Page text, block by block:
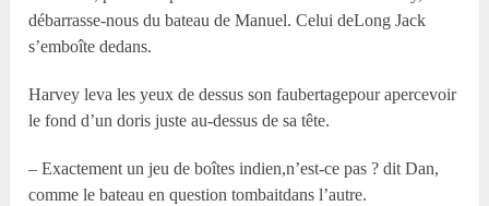
débarrasse-nous du bateau de Manuel. Celui deLong Jack
s’emboîte dedans.
Harvey leva les yeux de dessus son faubertagepour apercevoir
le fond d’un doris juste au-dessus de sa tête.
– Exactement un jeu de boîtes indien,n’est-ce pas ? dit Dan,
comme le bateau en question tombaitdans l’autre.